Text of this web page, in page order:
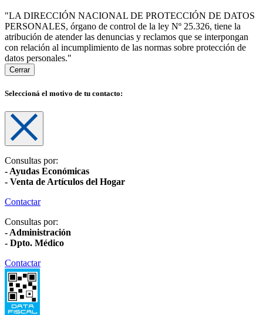
"LA DIRECCIÓN NACIONAL DE PROTECCIÓN DE DATOS
PERSONALES, órgano de control de la ley Nº 25.326, tiene la
atribución de atender las denuncias y reclamos que se interpongan
con relación al incumplimiento de las normas sobre protección de
datos personales."
Cerrar
Seleccioná el motivo de tu contacto:
Consultas por:
- Ayudas Económicas
- Venta de Artículos del Hogar
Contactar
Consultas por:
- Administración
- Dpto. Médico
Contactar